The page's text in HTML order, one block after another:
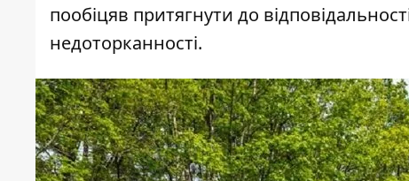
пообіцяв притягнути до
недоторканності.